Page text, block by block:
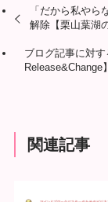
「だから私や
解除【栗山葉湖
ブログ記事に対
Release&Change】
関連記事